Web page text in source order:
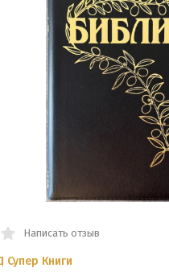
Написать отзыв
Супер Книги